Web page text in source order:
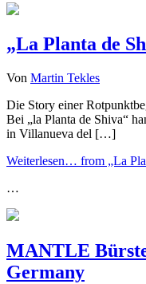
„La Planta de
Von Martin Tekles
Die Story einer
Bei „la Planta de Shiva“
in Villanueva del […]
Weiterlesen… from „La
…
MANTLE
Germany